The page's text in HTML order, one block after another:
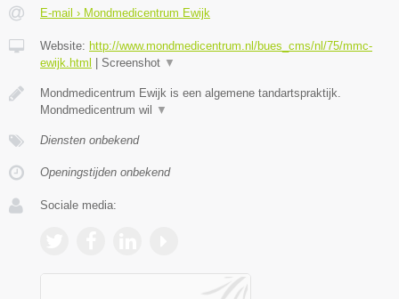
E-mail › Mondmedicentrum Ewijk
Website: http://www.mondmedicentrum.nl/bues_cms/nl/75/mmc-
ewijk.html | Screenshot ▼
Mondmedicentrum Ewijk is een algemene tandartspraktijk.
Mondmedicentrum wil ▼
Diensten onbekend
Openingstijden onbekend
Sociale media: